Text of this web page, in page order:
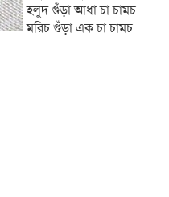
হলুদ গুঁড়া আধা চা চামচ
মরিচ গুঁড়া এক চা চামচ